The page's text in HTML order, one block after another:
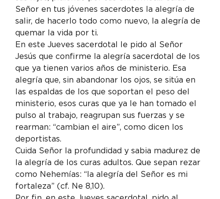
Señor en tus jóvenes sacerdotes la alegría de
salir, de hacerlo todo como nuevo, la alegría de
quemar la vida por ti.
En este Jueves sacerdotal le pido al Señor
Jesús que confirme la alegría sacerdotal de los
que ya tienen varios años de ministerio. Esa
alegría que, sin abandonar los ojos, se sitúa en
las espaldas de los que soportan el peso del
ministerio, esos curas que ya le han tomado el
pulso al trabajo, reagrupan sus fuerzas y se
rearman: “cambian el aire”, como dicen los
deportistas.
Cuida Señor la profundidad y sabia madurez de
la alegría de los curas adultos. Que sepan rezar
como Nehemías: “la alegría del Señor es mi
fortaleza” (cf. Ne 8,10).